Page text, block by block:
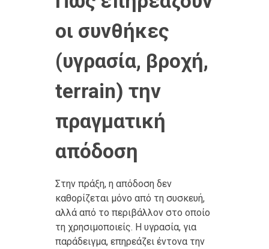
οι συνθήκες
(υγρασία, βροχή,
terrain) την
πραγματική
απόδοση
Στην πράξη, η απόδοση δεν
καθορίζεται μόνο από τη συσκευή,
αλλά από το περιβάλλον στο οποίο
τη χρησιμοποιείς. Η υγρασία, για
παράδειγμα, επηρεάζει έντονα την